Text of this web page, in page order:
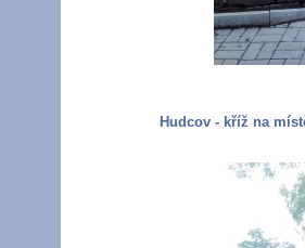
Hudcov - kříž na